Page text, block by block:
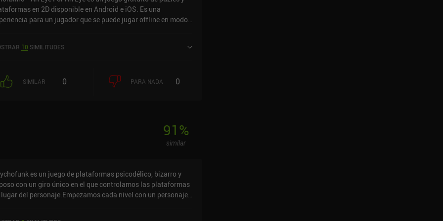
en 2D disponible en Android e iOS. Es una
para un jugador que se puede jugar offline en modo
abril de 2018 y tiene una valoración actual de 3,4 sobre 5,0 en
10 SIMILITUDES
SIMILAR 0 PARA NADA 0
91%
similar
es un juego de plataformas psicodélico, bizarro y
con un giro único en el que controlamos las plataformas
lugar del personaje.Empezamos cada nivel con un personaje